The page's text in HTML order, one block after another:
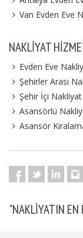
Van Evden Eve
NAKLIYAT
Evden Eve
Şehirler Arası
Şehir İçi Nakliyat
Asansörlü
Asansör
"NAKLIYATIN EN